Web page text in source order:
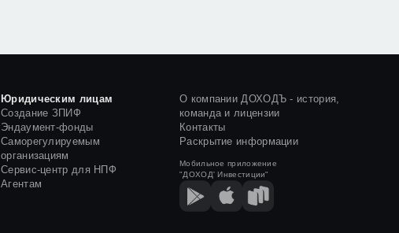
Юридическим лицам
Создание ЗПИФ
Эндаумент-фонды
Саморегулируемым
организациям
Сервис-центр для НПФ
Агентам
О компании ДОХОДЪ - история,
команда и лицензии
Контакты
Раскрытие информации
Мобильное приложение
"ДОХОД' Инвестиции"